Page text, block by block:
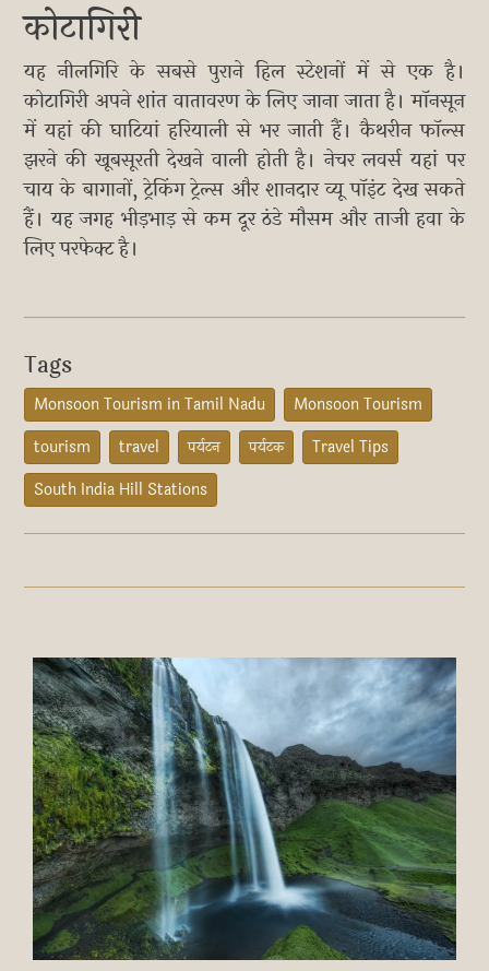
कोटागिरी
यह नीलगिरि के सबसे पुराने हिल स्टेशनों में से एक है।
कोटागिरी अपने शांत वातावरण के लिए जाना जाता है। मॉनसून
में यहां की घाटियां हरियाली से भर जाती हैं। कैथरीन फॉल्स
झरने की खूबसूरती देखने वाली होती है। नेचर लवर्स यहां पर
चाय के बागानों, ट्रेकिंग ट्रेल्स और शानदार व्यू पॉइंट देख सकते
हैं। यह जगह भीड़भाड़ से कम दूर ठंडे मौसम और ताजी हवा के
लिए परफेक्ट है।
Tags
Monsoon Tourism in Tamil Nadu
Monsoon Tourism
tourism
travel पर्यटन पर्यटक
Travel Tips
South India Hill Stations